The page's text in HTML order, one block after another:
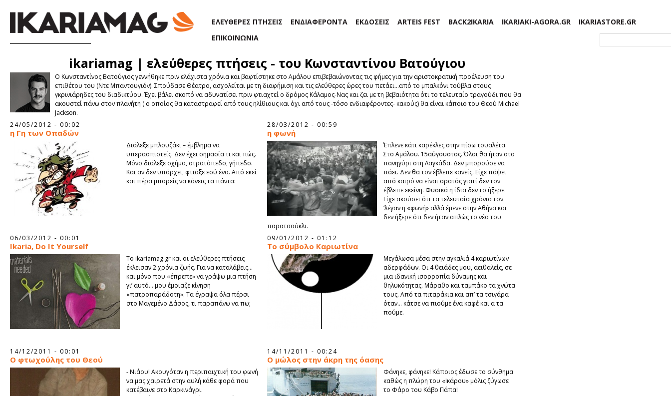
ΕΛΕΥΘΕΡΕΣ ΠΤΗΣΕΙΣ ΕΝΔΙΑΦΕΡΟΝΤΑ ΕΚΔΟΣΕΙΣ ARTEIS FEST BACK2IKARIA IKARIAKI-AGORA.GR
IKARIASTORE.GR
ΕΠΙΚΟΙΝΩΝΙΑ
ikariamag | ελεύθερες πτήσεις - του Κωνσταντίνου Βατούγιου
O Κωνσταντίνος Βατούγιος γεννήθηκε πριν ελάχιστα χρόνια και βαφτίστηκε στο Αμάλου επιβεβαιώνοντας τις φήμες για την αριστοκρατική προέλευση του
επιθέτου του (Ντε Μπαντουγιόν). Σπούδασε Θέατρο, ασχολείται με τη διαφήμιση και τις ελεύθερες ώρες του πετάει…από το μπαλκόνι τούβλα στους
γκρινιάρηδες του διαδικτύου. Έχει βάλει σκοπό να αδυνατίσει πριν φτιαχτεί ο δρόμος Κάλαμος-Νας και ζει με τη βεβαιότητα ότι το τελευταίο τραγούδι που θα
ακουστεί πάνω στον πλανήτη ( ο οποίος θα καταστραφεί από τους ηλίθιους και όχι από τους -τόσο ενδιαφέροντες- κακούς) θα είναι κάποιο του Θεού Michael
Jackson.
24/05/2012 - 00:02
η Γη των Οπαδών
Διάλεξε μπλουζάκι – έμβλημα να
υπερασπιστείς. Δεν έχει σημασία τι και πώς.
Μόνο διάλεξε σχήμα, στρατόπεδο, γήπεδο.
Και αν δεν υπάρχει, φτιάξε εσύ ένα. Από εκεί
και πέρα μπορείς να κάνεις τα πάντα:
28/03/2012 - 00:59
η φωνή
Έπλενε κάτι καρέκλες στην πίσω τουαλέτα.
Στο Αμάλου. 15αύγουστος. Όλοι θα ήταν στο
πανηγύρι στη Λαγκάδα. Δεν μπορούσε να
πάει. Δεν θα τον έβλεπε κανείς. Είχε πάψει
από καιρό να είναι ορατός γιατί δεν τον
έβλεπε εκείνη. Φυσικά η ίδια δεν το ήξερε.
Είχε ακούσει ότι τα τελευταία χρόνια τον
‘λέγαν η «φωνή» αλλά έμενε στην Αθήνα και
δεν ήξερε ότι δεν ήταν απλώς το νέο του
παρατσούκλι.
06/03/2012 - 00:01
Ikaria, Do It Yourself
Το ikariamag.gr και οι ελεύθερες πτήσεις
έκλεισαν 2 χρόνια ζωής. Για να καταλάβεις…
και μόνο που «έπρεπε» να γράψω μια πτήση
γι’ αυτό… μου έμοιαζε κίνηση
«πατροπαράδοτη». Τα έγραψα όλα πέρσι
στο Μαγεμένο Δάσος, τι παραπάνω να πω;
09/01/2012 - 01:12
Το σύμβολο Καριωτίνα
Μεγάλωσα μέσα στην αγκαλιά 4 καριωτίνων
αδερφάδων. Οι 4 θειάδες μου, αειθαλείς, σε
μια ιδανική ισορροπία δύναμης και
θηλυκότητας. Μάραθο και ταμπάκο τα χνώτα
τους. Από τα πιταράκια και απ’ τα τσιγάρα
όταν… κάτσε να πιούμε ένα καφέ και α τα
πούμε.
14/12/2011 - 00:01
O φτωχούλης του Θεού
- Νιάου! Ακουγόταν η περιπαιχτική του φωνή
να μας χαιρετά στην αυλή κάθε φορά που
κατέβαινε στο Καρκινάγρι.
14/11/2011 - 00:24
Ο μώλος στην άκρη της όασης
Φάνηκε, φάνηκε! Κάποιος έδωσε το σύνθημα
καθώς η πλώρη του «Ικάρου» μόλις ζύγωσε
το Φάρο του Κάβο Πάπα!